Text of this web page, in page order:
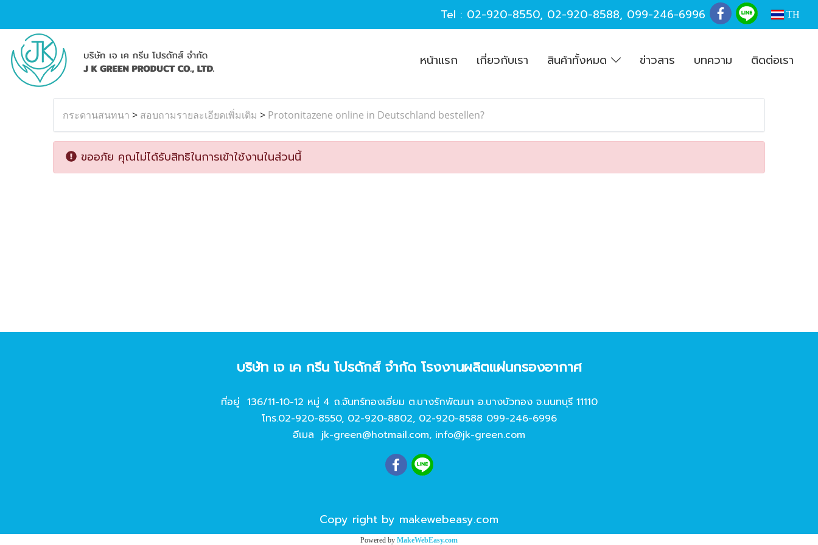
Tel : 02-920-8550, 02-920-8588, 099-246-6996 TH
หน้าแรก เกี่ยวกับเรา สินค้าทั้งหมด ข่าวสาร บทความ ติดต่อเรา
กระดานสนทนา > สอบถามรายละเอียดเพิ่มเติม > Protonitazene online in Deutschland bestellen?
ขออภัย คุณไม่ได้รับสิทธิในการเข้าใช้งานในส่วนนี้
บริษัท เจ เค กรีน โปรดักส์ จํากัด โรงงานผลิตแผ่นกรองอากาศ
ที่อยู่ 136/11-10-12 หมู่ 4 ถ.จันทร์ทองเอี่ยม ต.บางรักพัฒนา อ.บางบัวทอง จ.นนทบุรี 11110
โทร.02-920-8550, 02-920-8802, 02-920-8588 099-246-6996
อีเมล jk-green@hotmail.com, info@jk-green.com
Copy right by makewebeasy.com
Powered by MakeWebEasy.com